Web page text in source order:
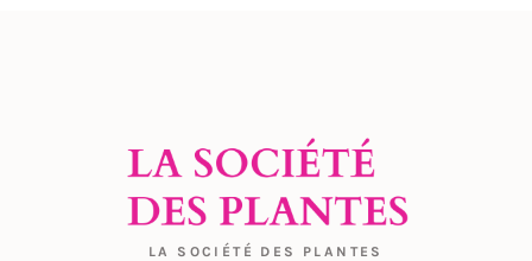
LA SOCIÉTÉ DES PLANTES